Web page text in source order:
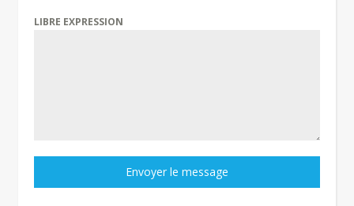
LIBRE EXPRESSION
Envoyer le message